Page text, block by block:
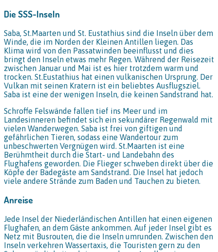
Die SSS-Inseln
Saba, St.Maarten und St. Eustathius sind die Inseln über dem
Winde, die im Norden der Kleinen Antillen liegen. Das
Klima wird von den Passatwinden beeinflusst und dies
bringt den Inseln etwas mehr Regen. Während der Reisezeit
zwischen Januar und Mai ist es hier trotzdem warm und
trocken. St.Eustathius hat einen vulkanischen Ursprung. Der
Vulkan mit seinen Kratern ist ein beliebtes Ausflugsziel.
Saba ist eine der wenigen Inseln, die keinen Sandstrand hat.
Schroffe Felswände fallen tief ins Meer und im
Landesinneren befindet sich ein sekundärer Regenwald mit
vielen Wanderwegen. Saba ist frei von giftigen und
gefährlichen Tieren, sodass eine Wandertour zum
unbeschwerten Vergnügen wird. St.Maarten ist eine
Berühmtheit durch die Start- und Landebahn des
Flughafens geworden. Die Flieger schweben direkt über die
Köpfe der Badegäste am Sandstrand. Die Insel hat jedoch
viele andere Strände zum Baden und Tauchen zu bieten.
Anreise
Jede Insel der Niederländischen Antillen hat einen eigenen
Flughafen, an dem Gäste ankommen. Auf jeder Insel gibt es
Netz mit Busrouten, die die Inseln umrunden. Zwischen den
Inseln verkehren Wassertaxis, die Touristen gern zu den